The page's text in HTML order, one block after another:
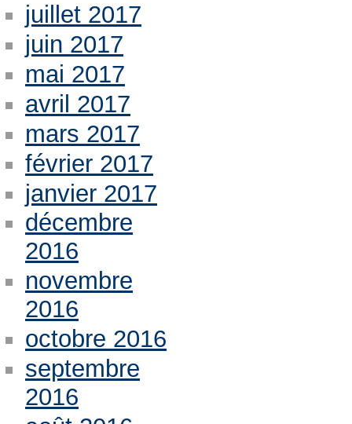
juillet 2017
juin 2017
mai 2017
avril 2017
mars 2017
février 2017
janvier 2017
décembre
2016
novembre
2016
octobre 2016
septembre
2016